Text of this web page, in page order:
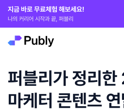
지금 바로 무료체험 해보세요!
나의 커리어 시작과 끝, 퍼블리
퍼블리가 정리
마케터 콘텐츠